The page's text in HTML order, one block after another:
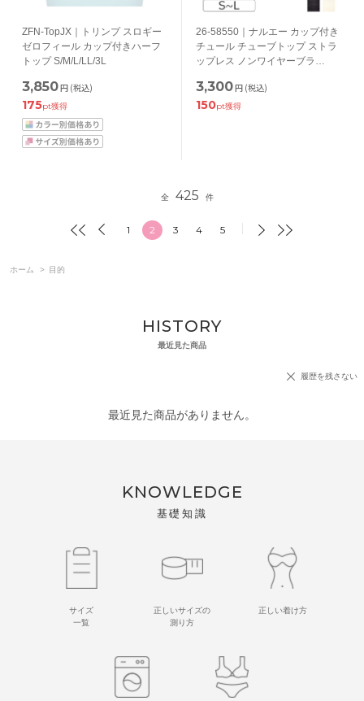
ZFN-TopJX｜トリンプ スロギー
ゼロフィール カップ付きハーフ
トップ S/M/L/LL/3L
3,850円 (税込)
175pt獲得
26-58550｜ナルエー カップ付き
チュール チューブトップ ストラ
ップレス ノンワイヤーブラ
3,300円 (税込)
150pt獲得
全 425 件
1 2 3 4 5
ホーム > 目的
HISTORY
最近見た商品
履歴を残さない
最近見た商品がありません。
KNOWLEDGE
基礎知識
サイズ
一覧
正しいサイズの
測り方
正しい着け方